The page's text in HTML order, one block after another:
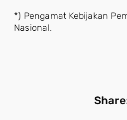
*) Pengamat Kebijakan
Nasional.